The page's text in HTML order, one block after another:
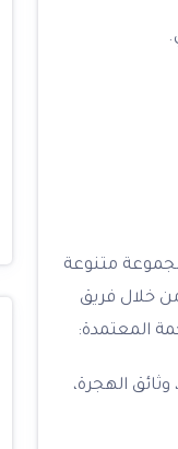
متنوعة
خلال فريق
المعتمدة:
الهجرة،